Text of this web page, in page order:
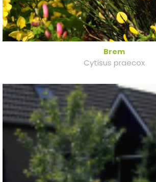
Brem
Cytisus praecox